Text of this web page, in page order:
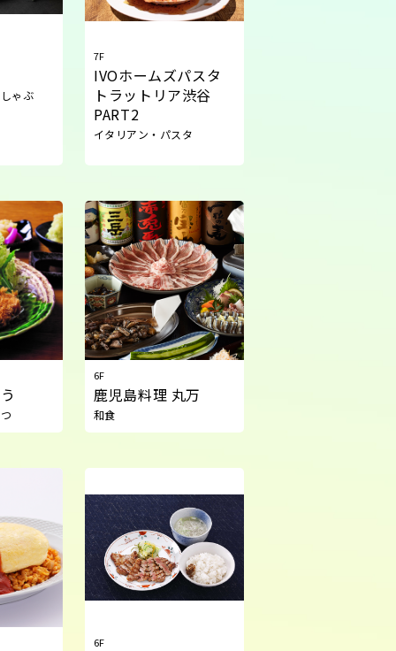
ゃぶ
7F
IVOホームズパスタ
トラットリア渋谷
PART2
イタリアン・パスタ
6F
鹿児島料理 丸万
和食
6F